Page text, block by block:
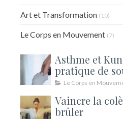
Art et Transformation (10)
Le Corps en Mouvement (7)
Asthme et
pratique de
souffle
Le Corps en
Vaincre la
brûler